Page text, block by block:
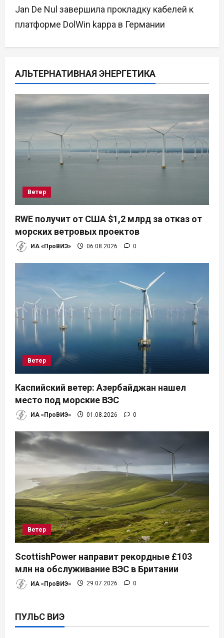
г
и
я
п
о
п
и
с
Jan De Nul завершила прокладку кабелей к
платформе DolWin kappa в Германии
АЛЬТЕРНАТИВНАЯ ЭНЕРГЕТИКА
Ветер
RWE получит от США $1,2 млрд за отказ от
морских ветровых проектов
ИА «ПроВИЭ» 06.08.2026 0
Ветер
Каспийский ветер: Азербайджан нашел
место под морские ВЭС
ИА «ПроВИЭ» 01.08.2026 0
Ветер
ScottishPower направит рекордные £103
млн на обслуживание ВЭС в Британии
ИА «ПроВИЭ» 29.07.2026 0
ПУЛЬС ВИЭ